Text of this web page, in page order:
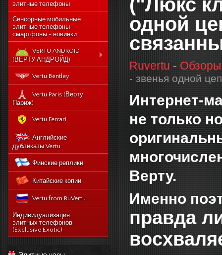
элитные телефоны
Сенсорные мобильные
элитные телефоны -
смартфоны - новинки
VERTU ANDROID
(ВЕРТУ АНДРОЙД)
Новый Vertu Signature
New Touch
Vertu Constellation X duos
Sim - смартфон Верту
Констелейшен икс на две
сим карты
Vertu Signature touch
Vertu Aster (Верту Астер)
Vertu Ti
Vertu Constellation V
noviy-vertu-signature-
new-touch
catalog
543-vertu-signature-
touch-grape-lizard-
en
category
175-novyj-vertu-
signature-new-touch
Vertu Bentley
Vertu Paris (Верту
Париж)
Vertu Ferrari
Английские
дубликаты Vertu
Финские реплики
Китайские копии
Vertu from RuVertu
Индивидуализация
элитных телефонов
(Exclusive Exotic)
("Люкс
одной
Ruvertu -
- звенья одной
Интернет-
не только
Верту.
Именно
правда